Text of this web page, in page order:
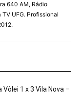
640 AM, Rádio
UFG. Profissional
1 x 3 Vila Nova –